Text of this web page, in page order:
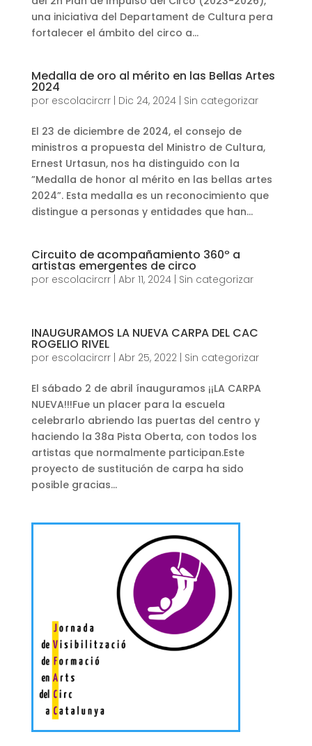
una iniciativa del Departament de Cultura pera
fortalecer el ámbito del circo a...
Medalla de oro al mérito en las Bellas Artes
2024
por escolacircrr| Dic 24, 2024| Sin categorizar
El 23 de diciembre de 2024, el consejo de
ministros a propuesta del Ministro de Cultura,
Ernest Urtasun, nos ha distinguido con la
”Medalla de honor al mérito en las bellas artes
2024”. Esta medalla es un reconocimiento que
distingue a personas y entidades que han...
Circuito de acompañamiento 360º a
artistas emergentes de circo
por escolacircrr| Abr 11, 2024| Sin categorizar
INAUGURAMOS LA NUEVA CARPA DEL CAC
ROGELIO RIVEL
por escolacircrr| Abr 25, 2022| Sin categorizar
El sábado 2 de abril ínauguramos ¡¡LA CARPA
NUEVA!!!Fue un placer para la escuela
celebrarlo abriendo las puertas del centro y
haciendo la 38a Pista Oberta, con todos los
artistas que normalmente participan.Este
proyecto de sustitución de carpa ha sido
posible gracias...